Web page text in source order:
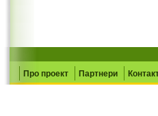
Про проект Партнери